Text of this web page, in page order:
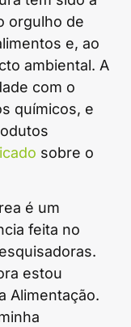
orgulho de
e, ao
ambiental. A
com o
químicos, e
sobre o
é um
feita no
estou
Alimentação.